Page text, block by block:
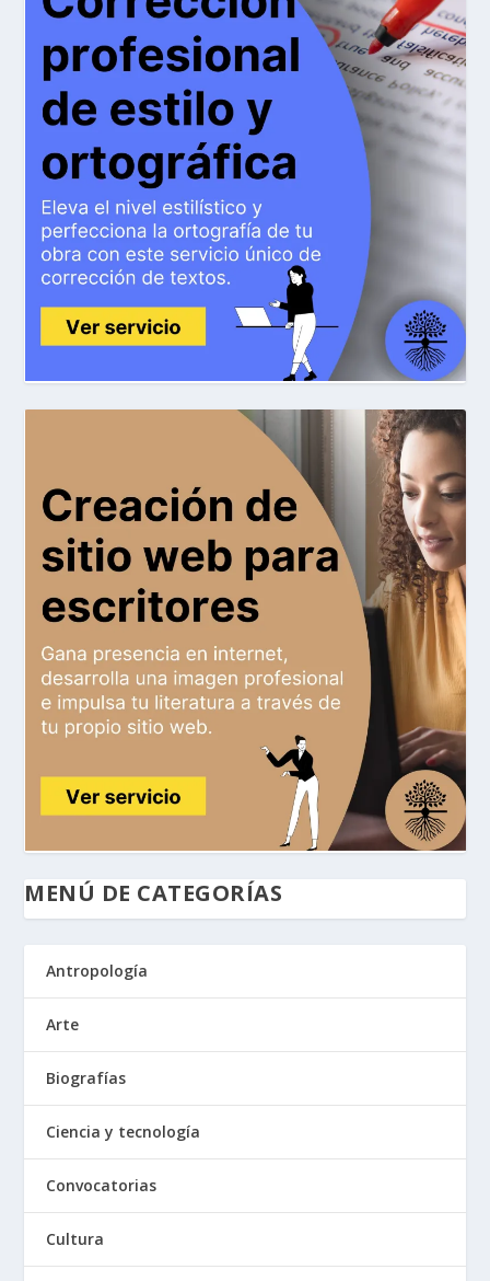
MENÚ DE CATEGORÍAS
Antropología
Arte
Biografías
Ciencia y tecnología
Convocatorias
Cultura